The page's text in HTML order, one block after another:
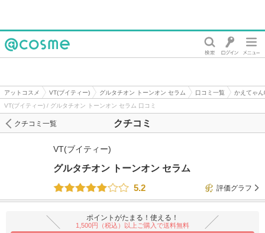
アットコスメ VT(ブイティー) グルタチオン トーンオン セラム 口コミ一覧
かえてゃ
VT(ブイティー) / グルタチオン トーンオン セラム 口コミ
クチコミ
クチコミ一覧
VT(ブイティー)
グルタチオン トーンオン セラム
5.2
評価グラフ
ポイントがたまる！使える！
1,500円（税込）以上ご購入で送料無料